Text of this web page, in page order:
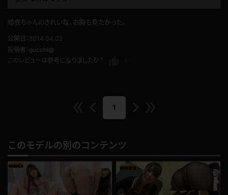
結衣ちゃんのきれいな、お胸も見たかった。
公開日：2014.04.02
投稿者： gucchi@
このレビューは参考になりましたか？
1
このモデルの別のコンテンツ